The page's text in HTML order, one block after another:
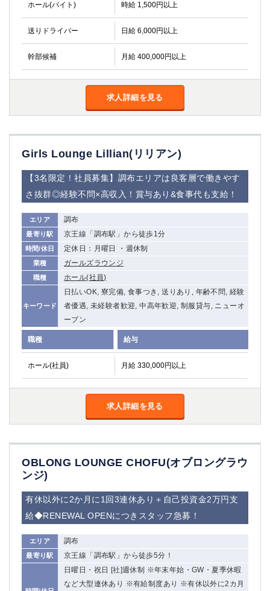
ホール(バイト) 時給 1,500円以上
送りドライバー 日給 6,000円以上
幹部候補 月給 400,000円以上
求人詳細を見る
Girls Lounge Lillian(リリアン)
【3名限定！社員募集】調布エリアは良客層で働きやす
さ抜群◎経験不問×高収入！賞与あり&食事代も支給！
エリア 調布
最寄り駅 京王線「調布駅」から徒歩1分
時間/休日 定休日：月曜日 ・週休制
業種 ガールズラウンジ
職種 ホール(社員)
キーワード
日払いOK, 寮完備, 食事つき, 送りあり, 年齢不問, 経験
者優遇, 未経験者歓迎, 中高年歓迎, 制服貸与, ニューオ
ープン
職種 給与
ホール(社員) 月給 330,000円以上
求人詳細を見る
OBLONG LOUNGE CHOFU(オブロングラウ
ンジ)
有休以外に2か月に1回3連休あり＋自己投資金2万円支
給◆RENEWAL OPENにつきスタッフ急募！
エリア 調布
最寄り駅 京王線「調布駅」から徒歩5分！
日曜日・祝日 [社]週休制 ※年末年始・GW・夏季休暇
など大型連休あり ※有給制度あり ※有休以外に2カ月
①銀座 ②新橋
錦糸町(南口)
清瀬（南口）
①東武練馬 ②成増・板橋 ③大山 ②池袋
金町
大井町
大泉学園
下赤塚
三鷹
水道橋
荻窪
浅草
久米川
市川
西麻布
五井
神奈川県
関内
川崎
本厚木
藤沢
平塚
武蔵小杉
橋本
関内・馬車道・日ノ出町 武蔵新城
元住吉
茅ヶ崎
戸塚
たまプラーザ
大船
相模原
横須賀
大宮
南越谷
志木
所沢
熊谷
獨協大学前＜草加松原＞ 北浦和（西口）
春日部
蕨